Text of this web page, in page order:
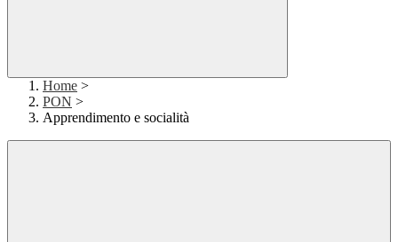
Home >
PON >
Apprendimento e socialità